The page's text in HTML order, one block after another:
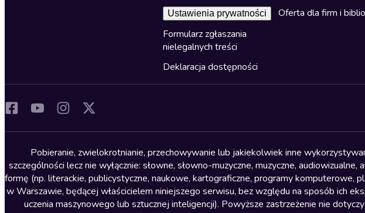
Ustawienia prywatności
Formularz zgłaszania
nielegalnych treści
Deklaracja dostępności
Oferta dla firm i
Pobieranie, zwielokrotnianie, przechowywanie lub jakiekolwiek inne
szczególności lecz nie wyłącznie: słowne, słowno-muzyczne, muzyczne,
formę (np. literackie, publicystyczne, naukowe, kartograficzne, programy komputerowe,
w Warszawie, będącej właścicielem niniejszego serwisu, bez względu na sposób ich
uczenia maszynowego lub sztucznej inteligencji). Powyższe zastrzeżenie nie